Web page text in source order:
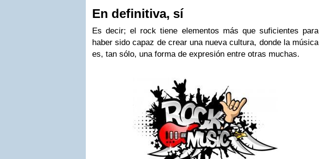
En definitiva, sí
Es decir; el rock tiene elementos más que suficientes para
haber sido capaz de crear una nueva cultura, donde la música
es, tan sólo, una forma de expresión entre otras muchas.